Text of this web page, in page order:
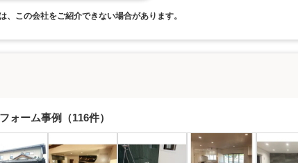
この会社をご紹介できない場合があります。
ォーム事例 （116件）